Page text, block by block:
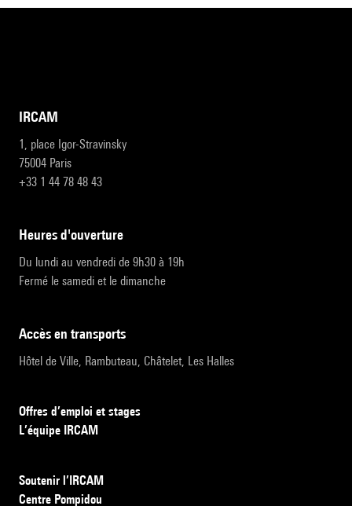
IRCAM
1, place Igor-Stravinsky
75004 Paris
+33 1 44 78 48 43
heures d'ouverture
Du lundi au vendredi de 9h30 à 19h
Fermé le samedi et le dimanche
accès en transports
Hôtel de Ville, Rambuteau, Châtelet, Les Halles
Offres d’emploi et stages
L’équipe IRCAM
Soutenir l’IRCAM
Centre Pompidou